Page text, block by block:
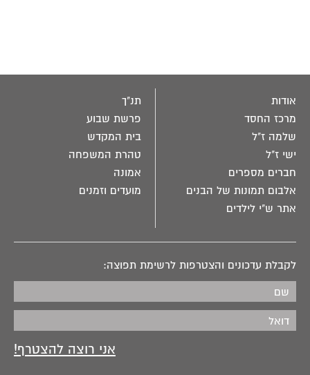
אודות
מרכז החסד
שלמה ז"ל
ישי ז"ל
חברים מספרים
אלבום תמונות של הבנים
אתר ש"י לילדים
תנ"ך
פרשת שבוע
בית המקדש
טהרת המשפחה
אמונה
מועדים וזמנים
לקבלת עדכונים והצטרפות לרשימת תפוצה: